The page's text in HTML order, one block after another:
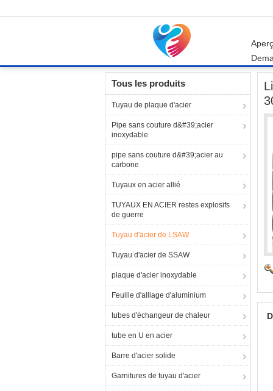
Tuyau d'acier de LSAW
Tous les produits
Tuyau de plaque d'acier
Pipe sans couture d&#39;acier
inoxydable
pipe sans couture d&#39;acier au
carbone
Tuyaux en acier allié
TUYAUX EN ACIER restes explosifs
de guerre
Tuyau d'acier de LSAW
Tuyau d'acier de SSAW
plaque d'acier inoxydable
Feuille d'alliage d'aluminium
tubes d'échangeur de chaleur
tube en U en acier
Barre d'acier solide
Garnitures de tuyau d'acier